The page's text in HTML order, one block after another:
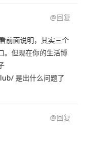
@回复
前面说明，其实三个
。但现在你的生活博
是出什么问题了
@回复